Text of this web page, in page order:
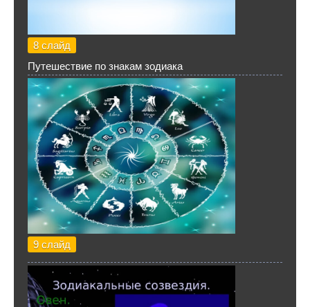
8 слайд
Путешествие по знакам зодиака
9 слайд